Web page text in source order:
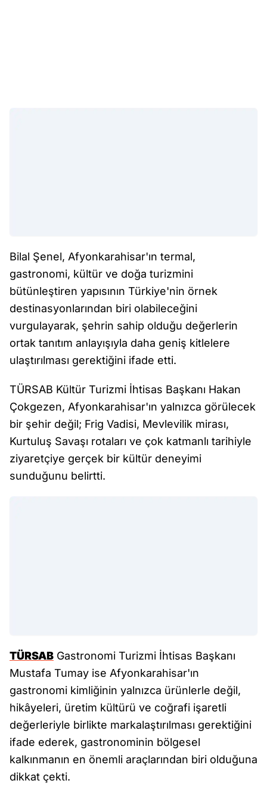
Bilal Şenel, Afyonkarahisar'ın termal,
gastronomi, kültür ve doğa turizmini
bütünleştiren yapısının Türkiye'nin örnek
destinasyonlarından biri olabileceğini
vurgulayarak, şehrin sahip olduğu değerlerin
ortak tanıtım anlayışıyla daha geniş kitlelere
ulaştırılması gerektiğini ifade etti.
TÜRSAB Kültür Turizmi İhtisas Başkanı Hakan
Çokgezen, Afyonkarahisar'ın yalnızca görülecek
bir şehir değil; Frig Vadisi, Mevlevilik mirası,
Kurtuluş Savaşı rotaları ve çok katmanlı tarihiyle
ziyaretçiye gerçek bir kültür deneyimi
sunduğunu belirtti.
TÜRSAB Gastronomi Turizmi İhtisas Başkanı
Mustafa Tumay ise Afyonkarahisar'ın
gastronomi kimliğinin yalnızca ürünlerle değil,
hikâyeleri, üretim kültürü ve coğrafi işaretli
değerleriyle birlikte markalaştırılması gerektiğini
ifade ederek, gastronominin bölgesel
kalkınmanın en önemli araçlarından biri olduğuna
dikkat çekti.